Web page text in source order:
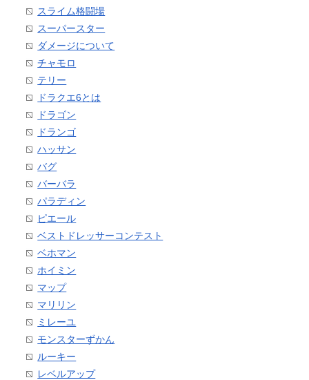
スライム格闘場
スーパースター
ダメージについて
チャモロ
テリー
ドラクエ6とは
ドラゴン
ドランゴ
ハッサン
バグ
バーバラ
パラディン
ピエール
ベストドレッサーコンテスト
ベホマン
ホイミン
マップ
マリリン
ミレーユ
モンスターずかん
ルーキー
レベルアップ